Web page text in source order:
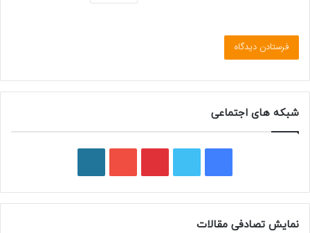
شبکه های اجتماعی
ی
س
و
ی
و
ر
نمایش تصادفی مقالات